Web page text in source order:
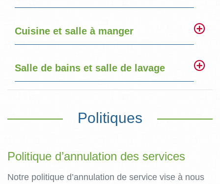
Cuisine et salle à manger
Salle de bains et salle de lavage
Politiques
Politique d’annulation des services
Notre politique d’annulation de service vise à nous